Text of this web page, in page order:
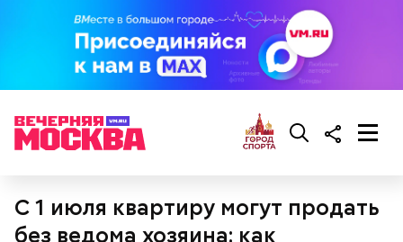
С 1 июля квартиру могут продать
без ведома хозяина: как
— Курица сначала обжаривается с небольшим
кладем кабачки, нарезанные крупным кубиком, —
порекомендовал собеседник «ВМ».
Кроме того, специалист не советует покупать
дыню с вмятиной или перележавшую в магазине